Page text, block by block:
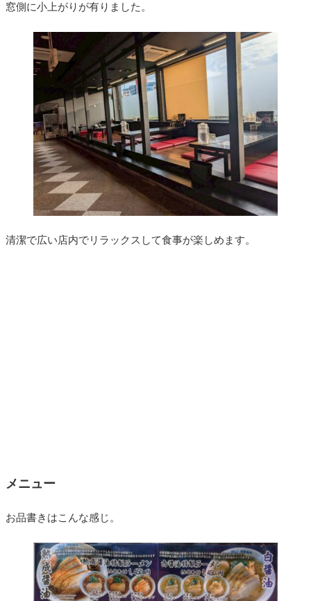
窓側に小上がりが有りました。
清潔で広い店内でリラックスして食事が楽しめます。
メニュー
お品書きはこんな感じ。